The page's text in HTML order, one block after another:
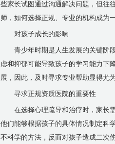
些家长试图通过沟通解决问题，但往
师，如何选择正规、专业的机构成为
对孩子成长的影响
青少年时期是人生发展的关键阶
虑和抑郁可能导致孩子的学习能力下
展，因此，及时寻求专业帮助显得尤为
寻求正规资质医院的重要性
在选择心理疏导和治疗时，家长
他们能够根据孩子的具体情况制定科
不科学的方法，反而对孩子造成二次伤